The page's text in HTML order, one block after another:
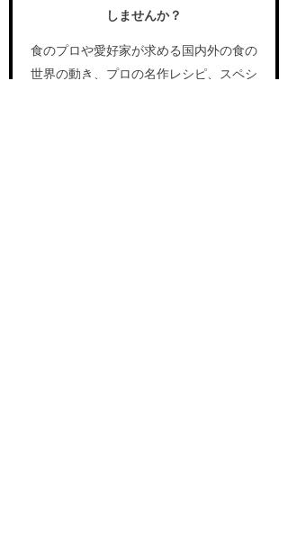
しませんか？
食のプロや愛好家が求める国内外の食の
世界の動き、プロの名作レシピ、スペシ